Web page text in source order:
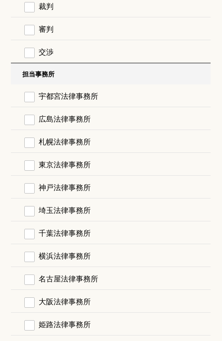
裁判
審判
交渉
担当事務所
宇都宮法律事務所
広島法律事務所
札幌法律事務所
東京法律事務所
神戸法律事務所
埼玉法律事務所
千葉法律事務所
横浜法律事務所
名古屋法律事務所
大阪法律事務所
姫路法律事務所